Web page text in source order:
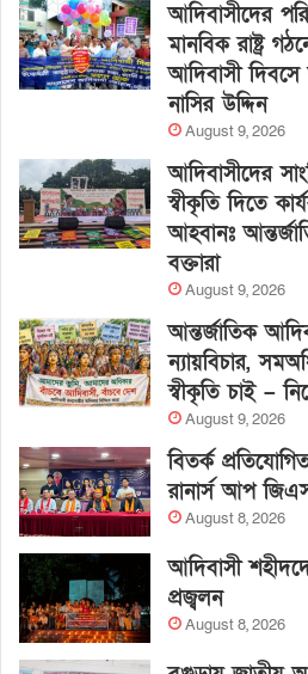
আদিবাসীদের
মানবিক রাষ্ট্র
আদিবাসী
নাসির উদ্দিন
August 9, 2026
আদিবাসীদের
স্বীকৃতি দিতে
আহবানঃ
বক্তারা
August 9, 2026
আন্তর্জাতিক
ন্যায়বিচার,
স্বীকৃতি চাই –
August 9, 2026
বিতর্ক
রানার্স আপ
August 8, 2026
আদিবাসী
প্রজ্বলন
August 8, 2026